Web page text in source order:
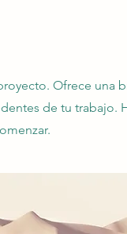
Ofrece una
de tu trabajo.